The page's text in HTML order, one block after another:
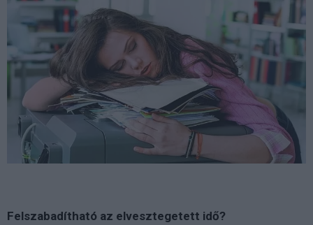
Felszabadítható az elvesztegetett idő?